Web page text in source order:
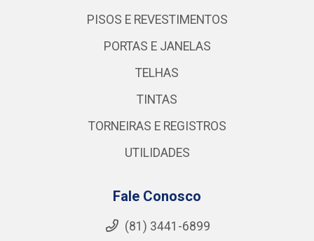
PISOS E REVESTIMENTOS
PORTAS E JANELAS
TELHAS
TINTAS
TORNEIRAS E REGISTROS
UTILIDADES
Fale Conosco
(81) 3441-6899